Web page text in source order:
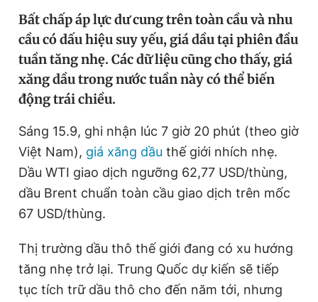
Video Magazine
Sản phẩm khác
Tiện ích Bạn cần biết
Thông tin tòa soạn Liên hệ quảng cáo
Đọc Thanh Niên trên điện thoại
Bất chấp áp lực dư cung trên toàn cầu và nhu
cầu có dấu hiệu suy yếu, giá dầu tại phiên đầu
tuần tăng nhẹ. Các dữ liệu cũng cho thấy, giá
xăng dầu trong nước tuần này có thể biến
động trái chiều.
Sáng 15.9, ghi nhận lúc 7 giờ 20 phút (theo giờ
Việt Nam), giá xăng dầu thế giới nhích nhẹ.
Dầu WTI giao dịch ngưỡng 62,77 USD/thùng,
dầu Brent chuẩn toàn cầu giao dịch trên mốc
67 USD/thùng.
Thị trường dầu thô thế giới đang có xu hướng
tăng nhẹ trở lại. Trung Quốc dự kiến sẽ tiếp
tục tích trữ dầu thô cho đến năm tới, nhưng